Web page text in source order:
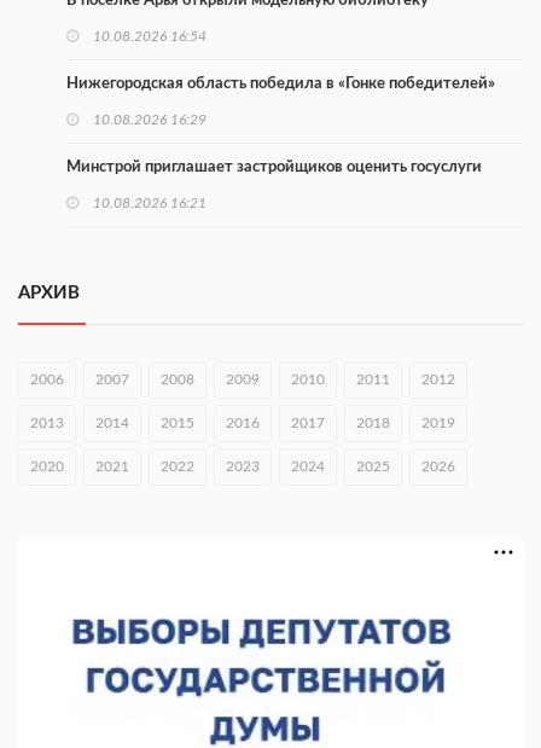
10.08.2026 16:54
Нижегородская область победила в «Гонке победителей»
10.08.2026 16:29
Минстрой приглашает застройщиков оценить госуслуги
10.08.2026 16:21
нас»
10.08.2026 13:53
В Нижнем Новгороде сформировали группу добровольцев
АРХИВ
2006 2007 2008 2009 2010 2011 2012
2013 2014 2015 2016 2017 2018 2019
2020 2021 2022 2023 2024 2025 2026